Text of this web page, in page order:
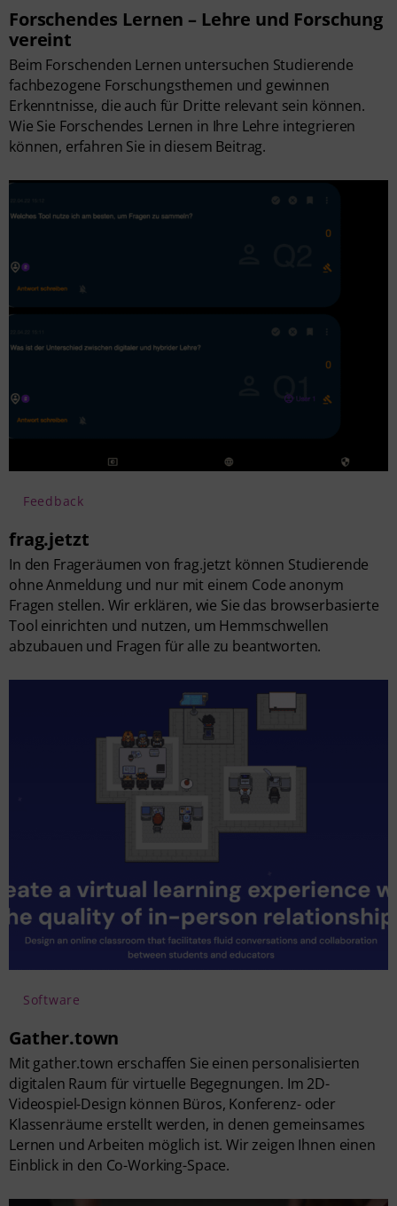
Forschendes Lernen – Lehre und Forschung
vereint
Beim Forschenden Lernen untersuchen Studierende
fachbezogene Forschungsthemen und gewinnen
Erkenntnisse, die auch für Dritte relevant sein können.
Wie Sie Forschendes Lernen in Ihre Lehre integrieren
können, erfahren Sie in diesem Beitrag.
Feedback
frag.jetzt
In den Frageräumen von frag.jetzt können Studierende
ohne Anmeldung und nur mit einem Code anonym
Fragen stellen. Wir erklären, wie Sie das browserbasierte
Tool einrichten und nutzen, um Hemmschwellen
abzubauen und Fragen für alle zu beantworten.
Software
Gather.town
Mit gather.town erschaffen Sie einen personalisierten
digitalen Raum für virtuelle Begegnungen. Im 2D-
Videospiel-Design können Büros, Konferenz- oder
Klassenräume erstellt werden, in denen gemeinsames
Lernen und Arbeiten möglich ist. Wir zeigen Ihnen einen
Einblick in den Co-Working-Space.